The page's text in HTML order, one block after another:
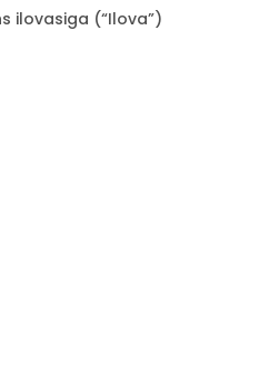
ilovasiga (“Ilova”)